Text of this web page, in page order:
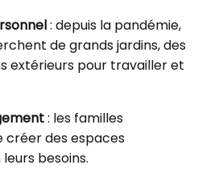
: depuis la pandémie,
de grands jardins, des
extérieurs pour travailler et
: les familles
créer des espaces
besoins.